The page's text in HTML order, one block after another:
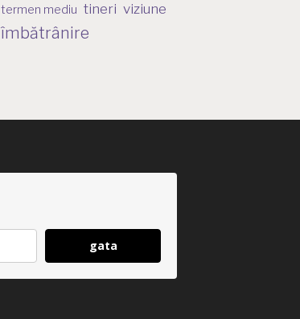
termen mediu tineri viziune
îmbătrânire
gata